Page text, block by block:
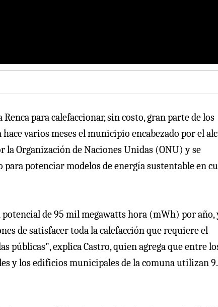
para calefaccionar, sin costo, gran parte de los
varios meses el municipio encabezado por el
la Organización de Naciones Unidas (ONU) y se
potenciar modelos de energía sustentable en
de 95 mil megawatts hora (mWh) por año,
de satisfacer toda la calefacción que requiere el
públicas", explica Castro, quien agrega que entre
y los edificios municipales de la comuna utilizan